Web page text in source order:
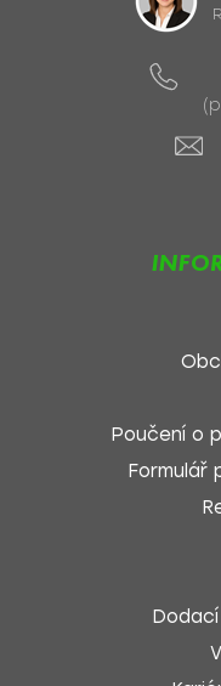
Poučení o
Formulář